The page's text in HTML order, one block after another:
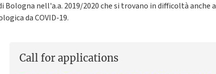
nell'a.a. 2019/2020 che si trovano in difficoltà anche a
da COVID-19.
Call for applications